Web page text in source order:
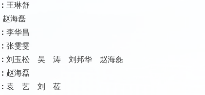
王琳舒
赵海磊
李华昌
张雯雯
刘玉松 吴 涛 刘邦华 赵海磊
赵海磊
袁 艺 刘 莅